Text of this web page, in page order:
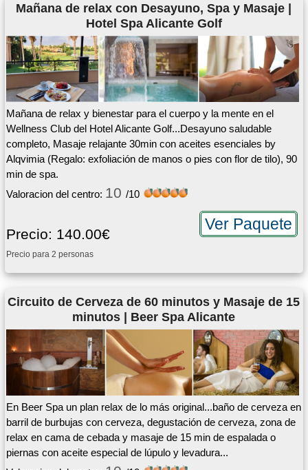
Mañana de relax con Desayuno, Spa y Masaje |
Hotel Spa Alicante Golf
Mañana de relax y bienestar para el cuerpo y la mente en el
Wellness Club del Hotel Alicante Golf...Desayuno saludable
completo, Masaje relajante 30min con aceites esenciales by
Alqvimia (Regalo: exfoliación de manos o pies con flor de tilo), 90
min de spa.
Valoracion del centro: 10 /10
Ver Paquete
Precio: 140.00€
Precio para 2 personas
Circuito de Cerveza de 60 minutos y Masaje de 15
minutos | Beer Spa Alicante
En Beer Spa un plan relax de lo más original...baño de cerveza en
barril de burbujas con cerveza, degustación de cerveza, zona de
relax en cama de cebada y masaje de 15 min de espalada o
piernas con aceite especial de lúpulo y levadura...